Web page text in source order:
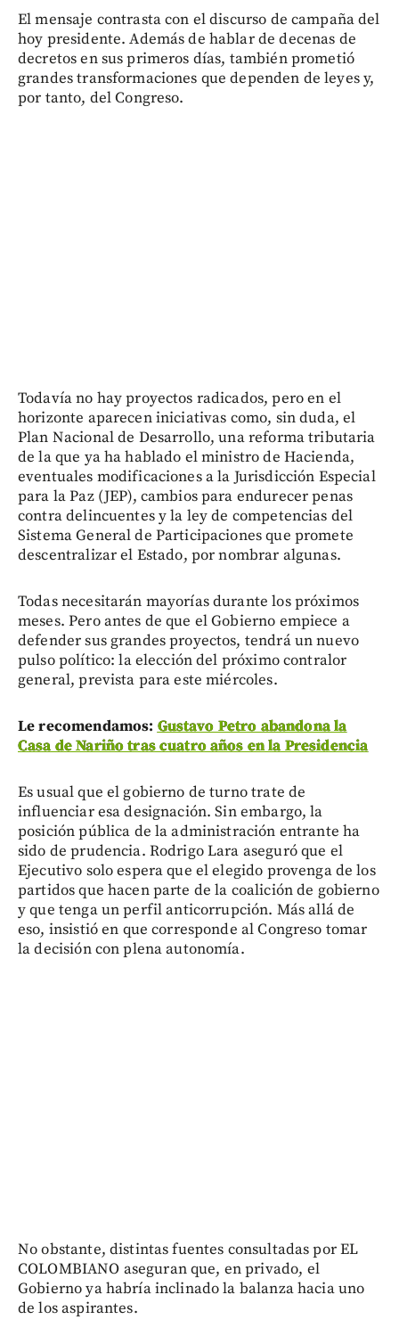
El mensaje contrasta con el discurso de campaña del
hoy presidente. Además de hablar de decenas de
decretos en sus primeros días, también prometió
grandes transformaciones que dependen de leyes y,
por tanto, del Congreso.
Todavía no hay proyectos radicados, pero en el
horizonte aparecen iniciativas como, sin duda, el
Plan Nacional de Desarrollo, una reforma tributaria
de la que ya ha hablado el ministro de Hacienda,
eventuales modificaciones a la Jurisdicción Especial
para la Paz (JEP), cambios para endurecer penas
contra delincuentes y la ley de competencias del
Sistema General de Participaciones que promete
descentralizar el Estado, por nombrar algunas.
Todas necesitarán mayorías durante los próximos
meses. Pero antes de que el Gobierno empiece a
defender sus grandes proyectos, tendrá un nuevo
pulso político: la elección del próximo contralor
general, prevista para este miércoles.
Le recomendamos: Gustavo Petro abandona la
Casa de Nariño tras cuatro años en la Presidencia
Es usual que el gobierno de turno trate de
influenciar esa designación. Sin embargo, la
posición pública de la administración entrante ha
sido de prudencia. Rodrigo Lara aseguró que el
Ejecutivo solo espera que el elegido provenga de los
partidos que hacen parte de la coalición de gobierno
y que tenga un perfil anticorrupción. Más allá de
eso, insistió en que corresponde al Congreso tomar
la decisión con plena autonomía.
No obstante, distintas fuentes consultadas por EL
COLOMBIANO aseguran que, en privado, el
Gobierno ya habría inclinado la balanza hacia uno
de los aspirantes.